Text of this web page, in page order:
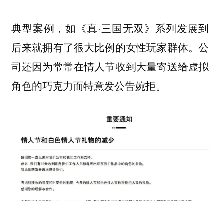
典型案例，如《真·三国无双》系列发展到
后来就拥有了很大比例的女性玩家群体。公
司还因为常常在情人节收到大量寄送给虚拟
角色的巧克力而特意发公告婉拒。